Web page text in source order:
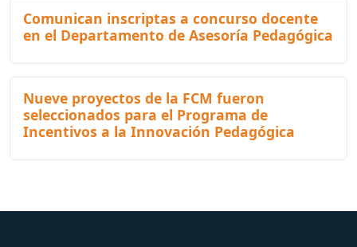
Comunican inscriptas a concurso docente
en el Departamento de Asesoría Pedagógica
Nueve proyectos de la FCM fueron
seleccionados para el Programa de
Incentivos a la Innovación Pedagógica